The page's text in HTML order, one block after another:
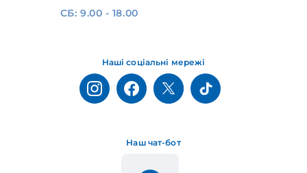
Наш чат-бот
Наші соціальні мережі
СБ: 9.00 - 18.00